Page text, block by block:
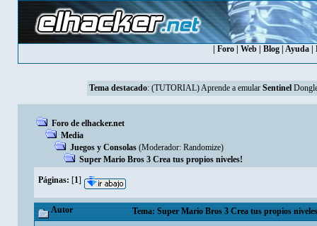
Foro Web Blog Ayuda
Tema destacado: (TUTORIAL) Aprende a emular Sentinel
Foro de elhacker.net
Media
Juegos y Consolas (Moderador: Randomize)
Super Mario Bros 3 Crea tus propios niveles!
Páginas: [1]
Autor Tema: Super Mario Bros 3 Crea tus propios